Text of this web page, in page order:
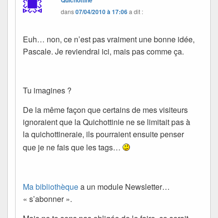
dans07/04/2010 à 17:06a dit :
Euh… non, ce n’est pas vraiment une bonne idée,
Pascale. Je reviendrai ici, mais pas comme ça.
Tu imagines ?
De la même façon que certains de mes visiteurs
ignoraient que la Quichottinie ne se limitait pas à
la quichottineraie, ils pourraient ensuite penser
que je ne fais que les tags…
Ma bibliothèquea un module Newsletter…
« s’abonner ».